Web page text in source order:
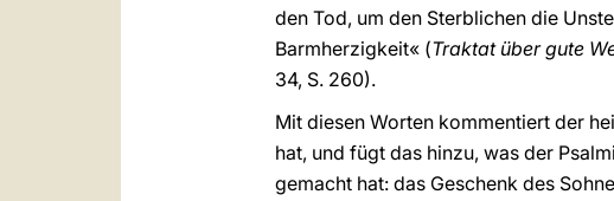
den Tod, um den Sterblichen die
Barmherzigkeit« (Traktat über gute
34, S. 260).
Mit diesen Worten kommentiert der
hat, und fügt das hinzu, was der
gemacht hat: das Geschenk des